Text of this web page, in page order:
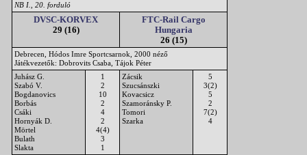
NB I., 20. forduló
DVSC-KORVEX
29 (16)
FTC-Rail Cargo
Hungaria
26 (15)
Debrecen, Hódos Imre Sportcsarnok, 2000 néző
Játékvezetők: Dobrovits Csaba, Tájok Péter
Juhász G.
Szabó V.
Bogdanovics
Borbás
Csáki
Hornyák D.
Mörtel
Bulath
Slakta
1
2
10
2
4
2
4(4)
3
1
Zácsik
Szucsánszki
Kovacsicz
Szamoránsky P.
Tomori
Szarka
5
3(2)
5
2
7(2)
4